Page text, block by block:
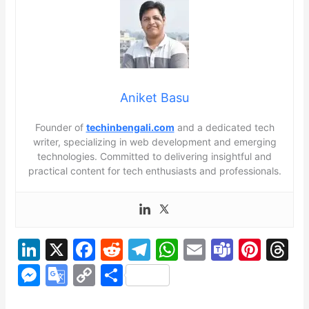
চেহারা তৈরি করতে রং, ফন্ট এবং লেআউট বেছে নিয়ে এটিকে সুন্দর করে তোলে। তারা
একসাথে কাজ করে যাতে পণ্যগুলি মসৃণভাবে কাজ করে এবং সেগুলি লোকেদের জন্য
Aniket Basu
Founder of techinbengali.com and a dedicated tech
writer, specializing in web development and emerging
technologies. Committed to delivering insightful and
practical content for tech enthusiasts and professionals.
Li
n
k
X
F
a
c
R
e
d
T
el
e
W E
T
Pi
M G
C S